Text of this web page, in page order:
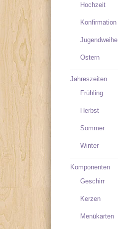
Hochzeit
Konfirmation
Jugendweihe
Ostern
Jahreszeiten
Frühling
Herbst
Sommer
Winter
Komponenten
Geschirr
Kerzen
Menükarten